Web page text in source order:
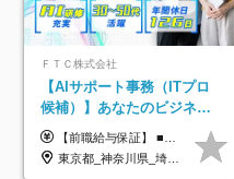
ＦＴＣ株式会社
【AIサポート事務（ITプロ
候補）】あなたのビジネス
経験をAI業界で活かす◆IT
未経験OK◆目指せるコンサ
ル
【前職給与保証】 ■未経験者： 月給30万円～35万円 ■ローキャリア（経験目安1年程度）： 月給35万円～40万円 ■経験者（経験目安3年以上）： 月給40万円～60万円 ■即戦力（経験目安5年以上）： 月給45万円～80万円 ※上記金額には固定残業代30時間分 【未経験者5万5000円～7万3000円、 ローキャリア6万4000円～7万3000円、 経験者5万8000円～10万9000円、 即戦力8万2000円～14万5000円】を含みます。 ※30時間を超える場合は追加で全額支給します。 ※経験・能力・前職給与などを総合的に評価したうえでご納得いただけるよう個別決定。 未経験者の場合、前職給与とポテンシャルを査定のうえ決定いたします。 ※日本国内でのIT業界経験、または同等の実務経験と能力に応じて決定します。 ※前職給与は日本円かつ、日本国内での実績に基づき評価します。 【納得の評価システム】 ★クォーター毎に査定する評価制度導入！ 明確な評価基準で翌年度年収を上げましょう！ ★評価対象期間に在籍中のほとんどの社員が昇給し 年収アップを実現しています！ ★様々なインセンティブ制度を用意し多角的に正当評価しています！ ※試用期間6カ月（期間中の待遇等に差異なし）
東京都_神奈川県_埼玉県_千葉県